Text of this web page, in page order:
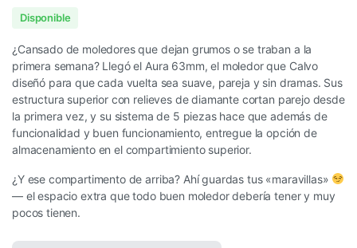
Disponible
¿Cansado de moledores que dejan grumos o se traban a la
primera semana? Llegó el Aura 63mm, el moledor que Calvo
diseñó para que cada vuelta sea suave, pareja y sin dramas. Sus
estructura superior con relieves de diamante cortan parejo desde
la primera vez, y su sistema de 5 piezas hace que además de
funcionalidad y buen funcionamiento, entregue la opción de
almacenamiento en el compartimiento superior.
¿Y ese compartimento de arriba? Ahí guardas tus «maravillas»
— el espacio extra que todo buen moledor debería tener y muy
pocos tienen.